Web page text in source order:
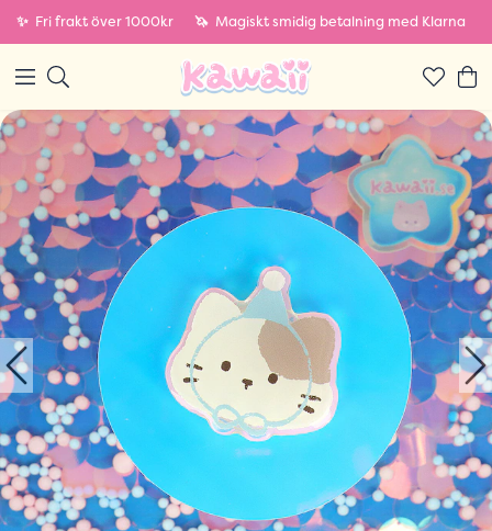
✨ Fri frakt över 1000kr 🦄 Magiskt smidig betalning med Klarna